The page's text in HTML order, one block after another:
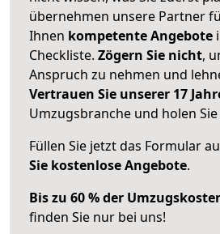
übernehmen unsere Partner
Ihnen kompetente Angebote
Checkliste. Zögern Sie nicht,
Anspruch zu nehmen und
Vertrauen Sie unserer 17
Umzugsbranche und holen
Füllen Sie jetzt das Formular
Sie kostenlose Angebote.
Bis zu 60 % der
finden Sie nur bei uns!